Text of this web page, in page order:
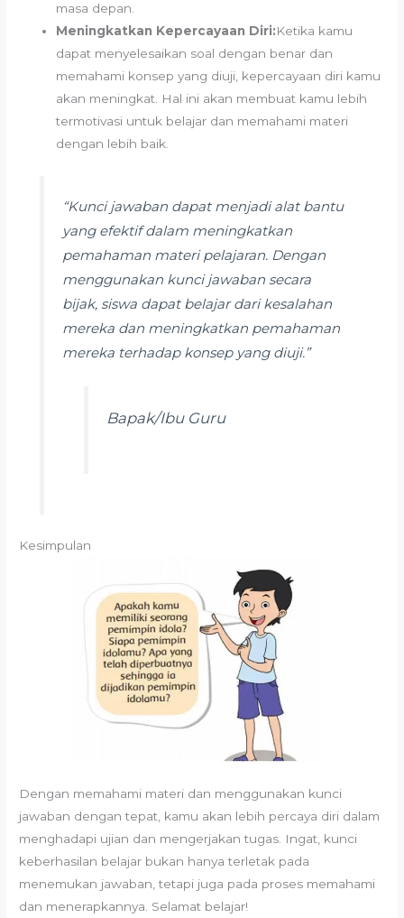
masa depan.
Meningkatkan Kepercayaan Diri:Ketika kamu
dapat menyelesaikan soal dengan benar dan
memahami konsep yang diuji, kepercayaan diri kamu
akan meningkat. Hal ini akan membuat kamu lebih
termotivasi untuk belajar dan memahami materi
dengan lebih baik.
“Kunci jawaban dapat menjadi alat bantu
yang efektif dalam meningkatkan
pemahaman materi pelajaran. Dengan
menggunakan kunci jawaban secara
bijak, siswa dapat belajar dari kesalahan
mereka dan meningkatkan pemahaman
mereka terhadap konsep yang diuji.”
Bapak/Ibu Guru
Kesimpulan
Dengan memahami materi dan menggunakan kunci
jawaban dengan tepat, kamu akan lebih percaya diri dalam
menghadapi ujian dan mengerjakan tugas. Ingat, kunci
keberhasilan belajar bukan hanya terletak pada
menemukan jawaban, tetapi juga pada proses memahami
dan menerapkannya. Selamat belajar!